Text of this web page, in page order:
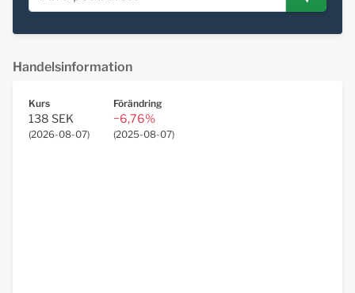
Handelsinformation
Kurs
138 SEK
(2026-08-07)
Förändring
−6,76%
(2025-08-07)